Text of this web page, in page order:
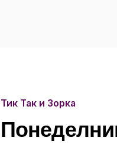
Тик Так и Зорка